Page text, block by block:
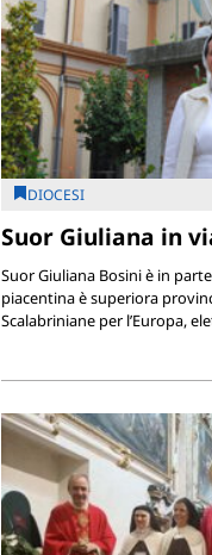
DIOCESI
Suor Giuliana in
Suor Giuliana Bosini è in
piacentina è superiora
Scalabriniane per l’Europa,